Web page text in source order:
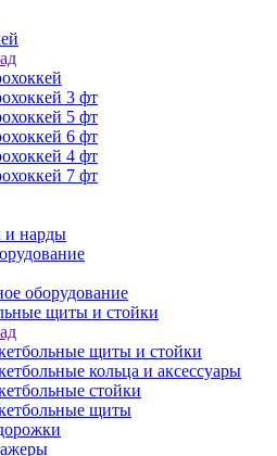
3 фт
5 фт
6 фт
4 фт
7 фт
нарды
оборудование
щиты и стойки
щиты и стойки
кольца и аксессуары
стойки
щиты